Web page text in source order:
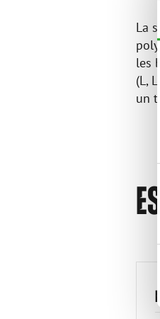
La
les
(L,
un